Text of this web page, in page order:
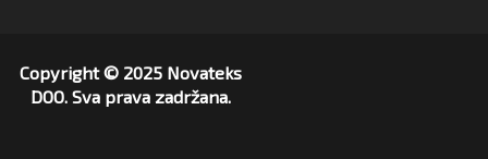
Copyright © 2025 Novateks
DOO. Sva prava zadržana.